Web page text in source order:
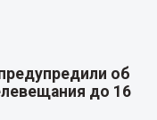
об
до 16